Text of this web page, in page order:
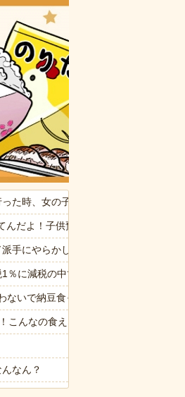
やる！！」→祖父が亡くなりその土地
注意しようと振り向こうとしたら耳
、夫経由で「ガンではないか」と伝
い」と笑われる
た時、女の子が生まれるという赤い
んだよ！子供預かれ！(ドアケリー！
手にやらかしてしまうｗｗｗｗｗｗｗ
％に減税の中で上がる懸念
ないで納豆食っときゃ間違いないこと
こんなの食えない！」
なん？